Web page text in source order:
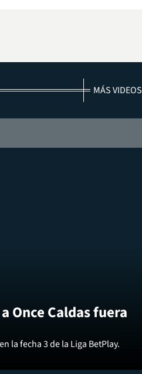
MÁS VIDEOS
Once Caldas fuera
la fecha 3 de la Liga BetPlay.